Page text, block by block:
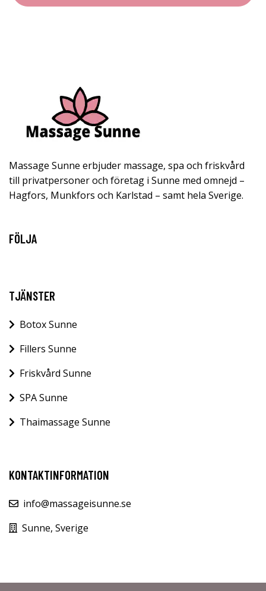
Massage Sunne erbjuder massage, spa och friskvård
till privatpersoner och företag i Sunne med omnejd –
Hagfors, Munkfors och Karlstad – samt hela Sverige.
FÖLJA
TJÄNSTER
Botox Sunne
Fillers Sunne
Friskvård Sunne
SPA Sunne
Thaimassage Sunne
KONTAKTINFORMATION
info@massageisunne.se
Sunne, Sverige